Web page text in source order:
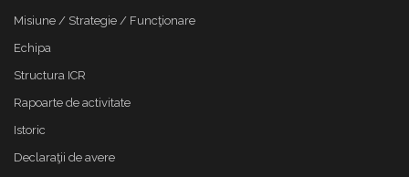
Misiune / Strategie / Funcţionare
Echipa
Structura ICR
Rapoarte de activitate
Istoric
Declaraţii de avere